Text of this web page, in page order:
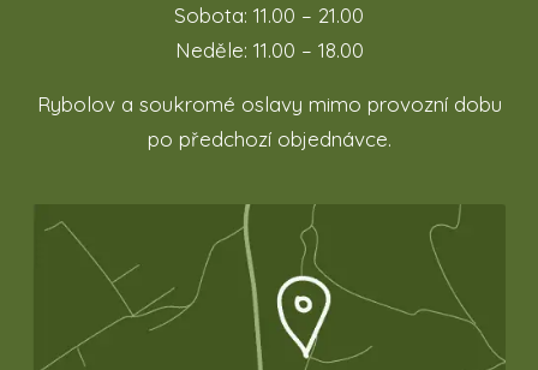
Sobota: 11.00 – 21.00
Neděle: 11.00 – 18.00
Rybolov a soukromé oslavy mimo provozní dobu
po předchozí objednávce.